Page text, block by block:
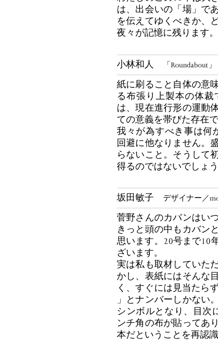
は、出会いの「場」で
を伝えてゆくべきか、
夜々が記憶に残ります
小林和人 「Roundabout
紙に刷ること自体の意
る布張り上製本の体
は、現在進行形の運動
ての意義を帯びた存在
我々が為すべき事は
回避に他なりません。
らないこと。そうして
得るのではないでしょ
坂田敏子 デザイナー／
菅野さんのカバンはい
きっと頭の中もカバン
思います。20号まで10
ざいます。
実は私も取材していた
かし、表紙にはそんな
く、すぐには見当たら
」とナンバーしかない
シンボルとなり、目次
ンチ角の布が貼ってあ
本だということを再認